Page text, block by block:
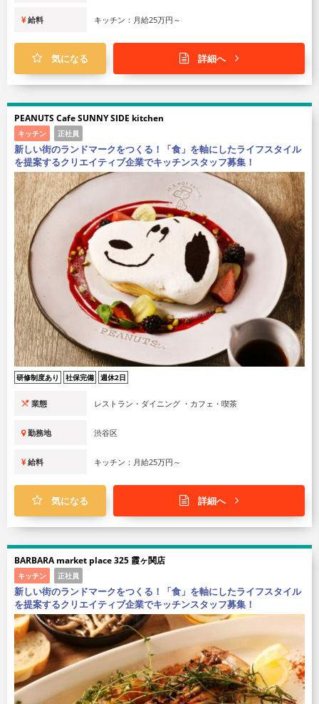
給料 キッチン：月給25万円～
気になる 詳細へ
PEANUTS Cafe SUNNY SIDE kitchen
キッチン 正社員
新しい街のランドマークをつくる！「食」を軸にしたライフスタイル
を提案するクリエイティブ企業でキッチンスタッフ募集！
研修制度あり 社保完備 週休2日
業態 レストラン・ダイニング ・カフェ・喫茶
勤務地 渋谷区
給料 キッチン：月給25万円～
気になる 詳細へ
BARBARA market place 325 霞ヶ関店
キッチン 正社員
新しい街のランドマークをつくる！「食」を軸にしたライフスタイル
を提案するクリエイティブ企業でキッチンスタッフ募集！